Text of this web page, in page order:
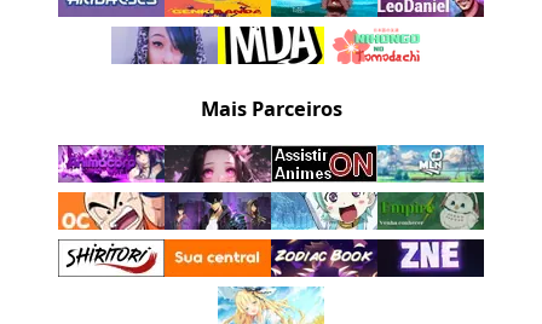
Mais Parceiros